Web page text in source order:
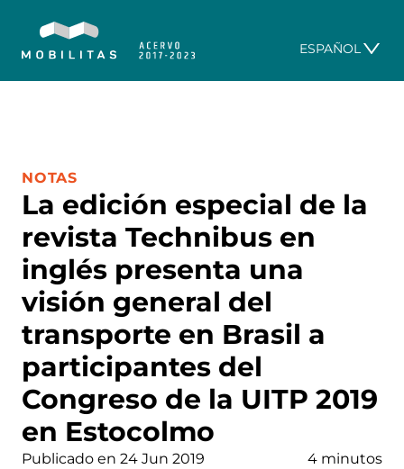
ESPAÑOL
La edición especial de la
revista Technibus en
inglés presenta una
visión general del
transporte en Brasil a
participantes del
Congreso de la UITP 2019
en Estocolmo
CATEGORÍA:
NOTAS
Publicado en 24 Jun 2019 4 minutos